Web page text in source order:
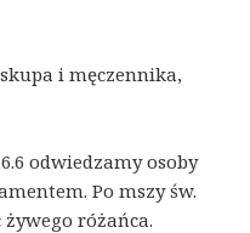
i męczennika,
odwiedzamy osoby
Po mszy św.
różańca.